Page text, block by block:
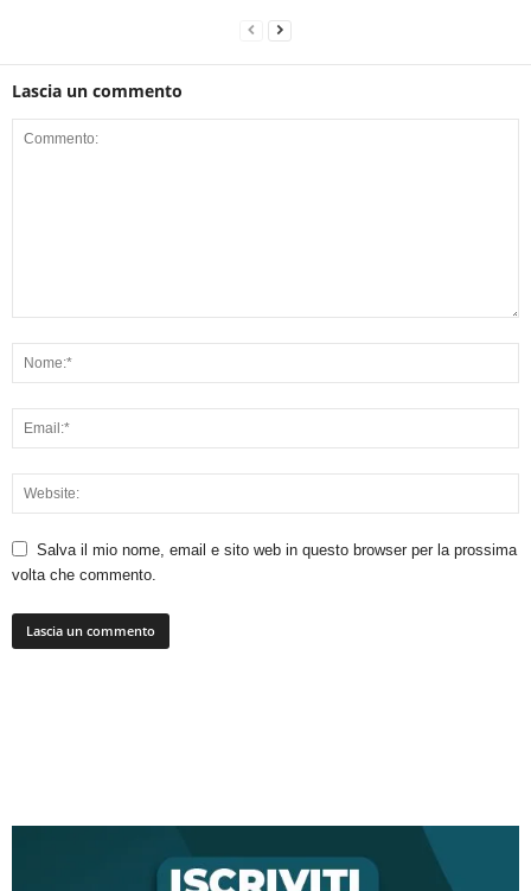
Lascia un commento
Salva il mio nome, email e sito web in questo browser per la prossima
volta che commento.